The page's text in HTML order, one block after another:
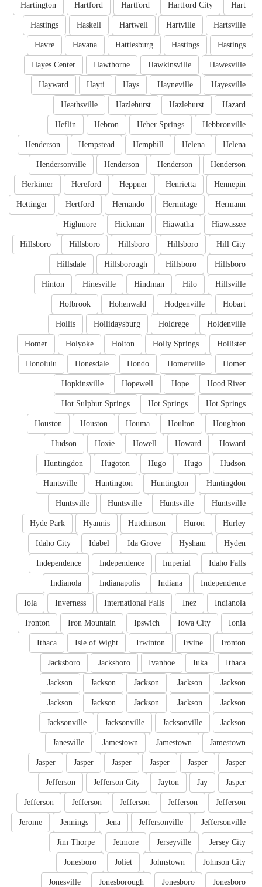
Hart
Hartford City
Hartford
Hartford
Hartington
Hartsville
Hartville
Hartwell
Haskell
Hastings
Hastings
Hastings
Hattiesburg
Havana
Havre
Hawesville
Hawkinsville
Hawthorne
Hayes Center
Hayesville
Hayneville
Hays
Hayti
Hayward
Hazard
Hazlehurst
Hazlehurst
Heathsville
Hebbronville
Heber Springs
Hebron
Heflin
Helena
Helena
Hemphill
Hempstead
Henderson
Henderson
Henderson
Henderson
Hendersonville
Hennepin
Henrietta
Heppner
Hereford
Herkimer
Hermann
Hermitage
Hernando
Hertford
Hettinger
Hiawassee
Hiawatha
Hickman
Highmore
Hill City
Hillsboro
Hillsboro
Hillsboro
Hillsboro
Hillsboro
Hillsboro
Hillsborough
Hillsdale
Hillsville
Hilo
Hindman
Hinesville
Hinton
Hobart
Hodgenville
Hohenwald
Holbrook
Holdenville
Holdrege
Hollidaysburg
Hollis
Hollister
Holly Springs
Holton
Holyoke
Homer
Homer
Homerville
Hondo
Honesdale
Honolulu
Hood River
Hope
Hopewell
Hopkinsville
Hot Springs
Hot Springs
Hot Sulphur Springs
Houghton
Houlton
Houma
Houston
Houston
Howard
Howard
Howell
Hoxie
Hudson
Hudson
Hugo
Hugo
Hugoton
Huntingdon
Huntingdon
Huntington
Huntington
Huntsville
Huntsville
Huntsville
Huntsville
Huntsville
Hurley
Huron
Hutchinson
Hyannis
Hyde Park
Hyden
Hysham
Ida Grove
Idabel
Idaho City
Idaho Falls
Imperial
Independence
Independence
Independence
Indiana
Indianapolis
Indianola
Indianola
Inez
International Falls
Inverness
Iola
Ionia
Iowa City
Ipswich
Iron Mountain
Ironton
Ironton
Irvine
Irwinton
Isle of Wight
Ithaca
Ithaca
Iuka
Ivanhoe
Jacksboro
Jacksboro
Jackson
Jackson
Jackson
Jackson
Jackson
Jackson
Jackson
Jackson
Jackson
Jackson
Jackson
Jacksonville
Jacksonville
Jacksonville
Jamestown
Jamestown
Jamestown
Janesville
Jasper
Jasper
Jasper
Jasper
Jasper
Jasper
Jasper
Jay
Jayton
Jefferson City
Jefferson
Jefferson
Jefferson
Jefferson
Jefferson
Jefferson
Jeffersonville
Jeffersonville
Jena
Jennings
Jerome
Jersey City
Jerseyville
Jetmore
Jim Thorpe
Johnson City
Johnstown
Joliet
Jonesboro
Jonesboro
Jonesboro
Jonesborough
Jonesville